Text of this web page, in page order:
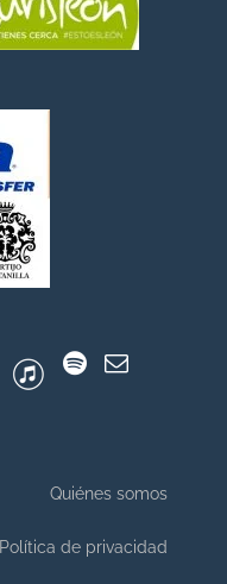
Quiénes somos
Política de privacidad